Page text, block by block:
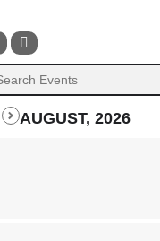
AUGUST, 2026